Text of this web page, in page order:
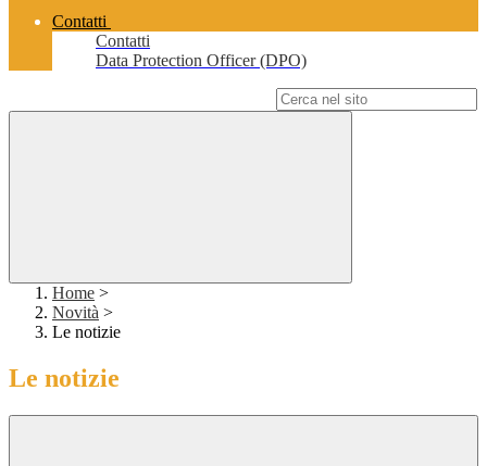
Contatti
Contatti
Data Protection Officer (DPO)
Home >
Novità >
Le notizie
Le notizie